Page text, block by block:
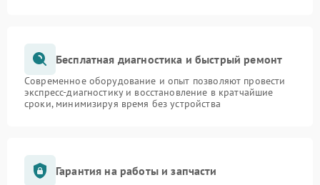
Бесплатная диагностика и быстрый ремонт
Современное оборудование и опыт позволяют провести
экспресс-диагностику и восстановление в кратчайшие
сроки, минимизируя время без устройства
Гарантия на работы и запчасти